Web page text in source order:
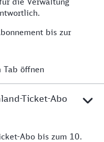
bis zur
Tab öffnen
Ticket-Abo
Abo bis zum 10.